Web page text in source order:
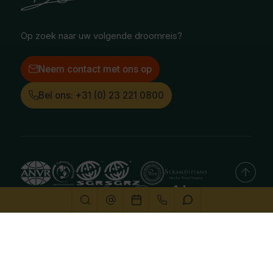
Instagram
Op zoek naar uw volgende droomreis?
Neem contact met ons op
Bel ons: +31 (0) 23 221 0800